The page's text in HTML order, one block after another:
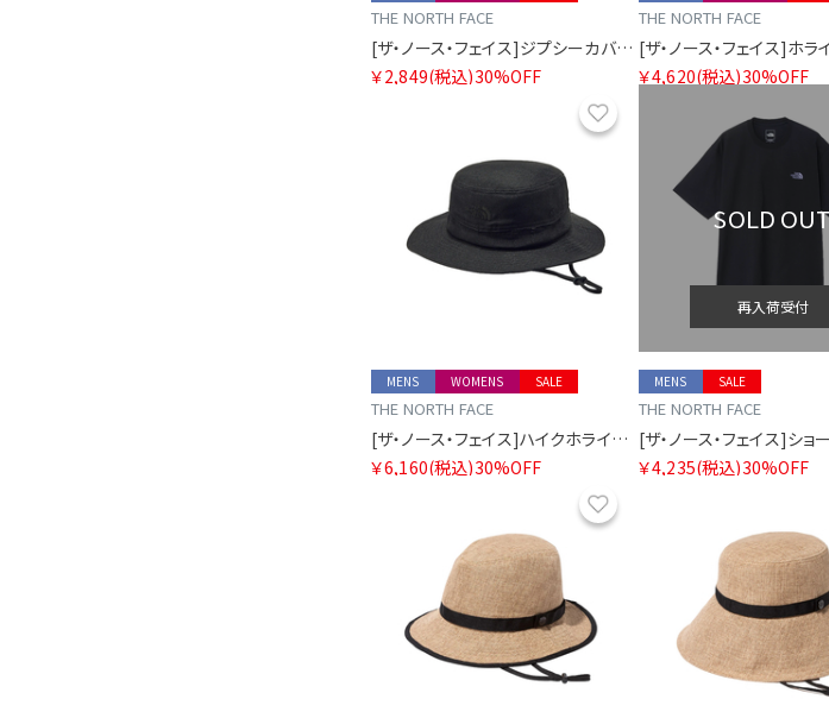
THE NORTH FACE
[ザ・ノース・フェイス]ジプシーカバーイット
￥2,849(税込)30%OFF
THE NORTH FACE
[ザ・ノース・フェイス]ホラ
￥4,620(税込)30%OFF
SALE
MENS WOMENS
THE NORTH FACE
[ザ・ノース・フェイス]ハイクホライズンハット
￥6,160(税込)30%OFF
SOLD
再入荷受付
SALE
MENS
THE NORTH FACE
￥4,235(税込)30%OFF